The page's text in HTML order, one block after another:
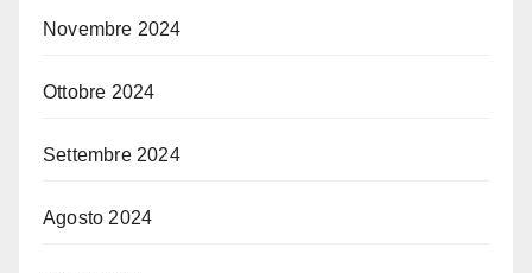
Novembre 2024
Ottobre 2024
Settembre 2024
Agosto 2024